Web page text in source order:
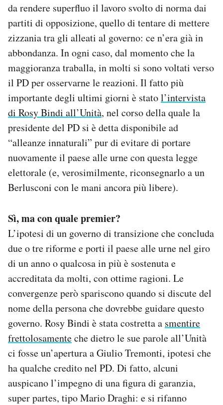
da rendere superfluo il lavoro svolto di norma dai
partiti di opposizione, quello di tentare di mettere
zizzania tra gli alleati al governo: ce n’era già in
abbondanza. In ogni caso, dal momento che la
maggioranza traballa, in molti si sono voltati verso
il PD per osservarne le reazioni. Il fatto più
importante degli ultimi giorni è statol’intervista
di Rosy Bindi all’Unità, nel corso della quale la
presidente del PD si è detta disponibile ad
“alleanze innaturali” pur di evitare di portare
nuovamente il paese alle urne con questa legge
elettorale (e, verosimilmente, riconsegnarlo a un
Berlusconi con le mani ancora più libere).
Sì, ma con quale premier?
L’ipotesi di un governo di transizione che concluda
due o tre riforme e porti il paese alle urne nel giro
di un anno o qualcosa in più è sostenuta e
accreditata da molti, con ottime ragioni. Le
convergenze però spariscono quando si discute del
nome della persona che dovrebbe guidare questo
governo. Rosy Bindi è stata costretta a smentire
frettolosamenteche dietro le sue parole all’Unità
ci fosse un’apertura a Giulio Tremonti, ipotesi che
ha qualche credito nel PD. Di fatto, alcuni
auspicano l’impegno di una figura di garanzia,
super partes, tipo Mario Draghi: e si rifanno